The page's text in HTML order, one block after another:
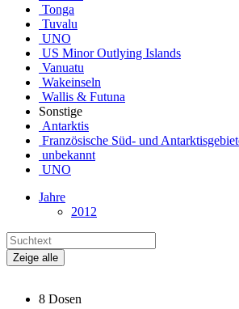
Tonga
Tuvalu
UNO
US Minor Outlying Islands
Vanuatu
Wakeinseln
Wallis & Futuna
Sonstige
Antarktis
Französische Süd- und
unbekannt
UNO
Jahre
2012
Zeige alle
8 Dosen